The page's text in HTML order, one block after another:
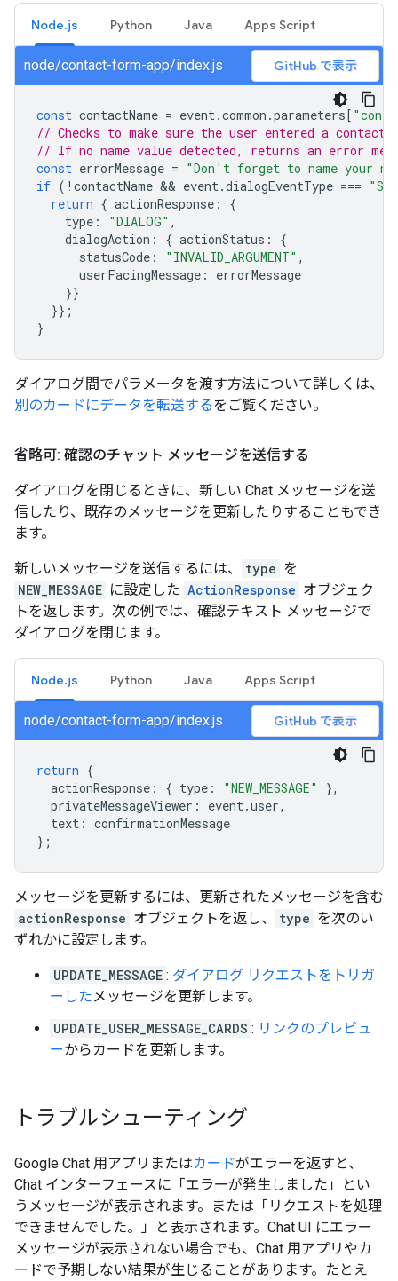
Node.js Python Java Apps Script
node/contact-form-app/index.js GitHub で表示
const contactName = event.common .parameters[
// Checks to make sure the user entered a contact
// If no name value detected, returns an error
const errorMessage = "Don't forget to name your
if ( ! contactName && event.dialogEventType ===
return { actionResponse :
{
type : "DIALOG" ,
dialogAction : { actionStatus :
{
statusCode : "INVALID_ARGUMENT" ,
userFacingMessage :
errorMessage
}}
}};
}
ダイアログ間でパラメータを渡す方法について詳しくは、
別のカードにデータを転送するをご覧ください。
省略可: 確認のチャット メッセージを送信する
ダイアログを閉じるときに、新しい Chat メッセージを送
信したり、既存のメッセージを更新したりすることもでき
ます。
新しいメッセージを送信するには、 type を
NEW_MESSAGE に設定した ActionResponse オブジェク
トを返します。次の例では、確認テキスト メッセージで
ダイアログを閉じます。
Node.js Python Java Apps Script
node/contact-form-app/index.js GitHub で表示
return {
actionResponse : { type : "NEW_MESSAGE"
},
privateMessageViewer : event.user,
text : confirmationMessage
};
メッセージを更新するには、更新されたメッセージを含む
actionResponse オブジェクトを返し、 type を次のい
ずれかに設定します。
UPDATE_MESSAGE : ダイアログ リクエストをトリガ
ーしたメッセージを更新します。
UPDATE_USER_MESSAGE_CARDS : リンクのプレビュ
ーからカードを更新します。
トラブルシューティング
Google Chat 用アプリまたはカードがエラーを返すと、
Chat インターフェースに「エラーが発生しました」とい
うメッセージが表示されます。または「リクエストを処理
できませんでした。」と表示されます。Chat UI にエラー
メッセージが表示されない場合でも、Chat 用アプリやカ
ードで予期しない結果が生じることがあります。たとえ